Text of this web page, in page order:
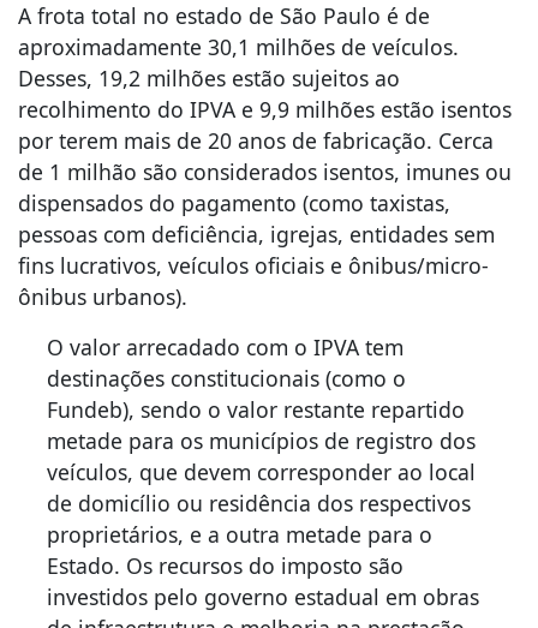
A frota total no estado de São Paulo é de
aproximadamente 30,1 milhões de veículos.
Desses, 19,2 milhões estão sujeitos ao
recolhimento do IPVA e 9,9 milhões estão isentos
por terem mais de 20 anos de fabricação. Cerca
de 1 milhão são considerados isentos, imunes ou
dispensados do pagamento (como taxistas,
pessoas com deficiência, igrejas, entidades sem
fins lucrativos, veículos oficiais e ônibus/micro-
ônibus urbanos).
O valor arrecadado com o IPVA tem
destinações constitucionais (como o
Fundeb), sendo o valor restante repartido
metade para os municípios de registro dos
veículos, que devem corresponder ao local
de domicílio ou residência dos respectivos
proprietários, e a outra metade para o
Estado. Os recursos do imposto são
investidos pelo governo estadual em obras